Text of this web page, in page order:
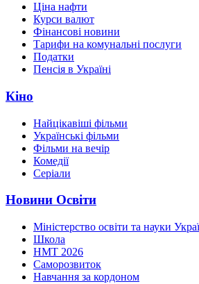
Ціна нафти
Курси валют
Фінансові новини
Тарифи на комунальні послуги
Податки
Пенсія в Україні
Кіно
Найцікавіші фільми
Українські фільми
Фільми на вечір
Комедії
Серіали
Новини Освіти
Міністерство освіти та науки
Школа
НМТ 2026
Саморозвиток
Навчання за кордоном